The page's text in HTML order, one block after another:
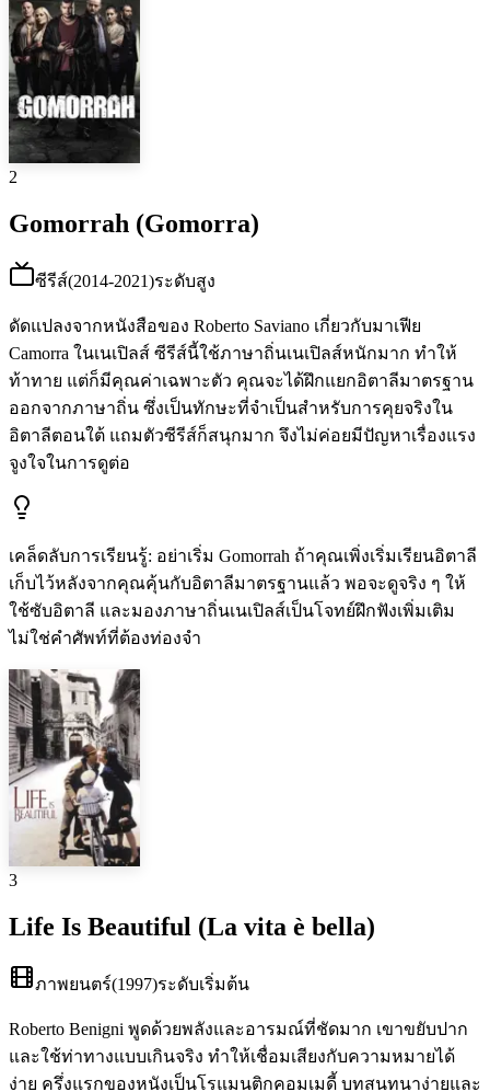
2
Gomorrah (Gomorra)
ซีรีส์(2014-2021)ระดับสูง
ดัดแปลงจากหนังสือของ Roberto Saviano เกี่ยวกับมาเฟีย
Camorra ในเนเปิลส์ ซีรีส์นี้ใช้ภาษาถิ่นเนเปิลส์หนักมาก ทำให้
ท้าทาย แต่ก็มีคุณค่าเฉพาะตัว คุณจะได้ฝึกแยกอิตาลีมาตรฐาน
ออกจากภาษาถิ่น ซึ่งเป็นทักษะที่จำเป็นสำหรับการคุยจริงใน
อิตาลีตอนใต้ แถมตัวซีรีส์ก็สนุกมาก จึงไม่ค่อยมีปัญหาเรื่องแรง
จูงใจในการดูต่อ
เคล็ดลับการเรียนรู้: อย่าเริ่ม Gomorrah ถ้าคุณเพิ่งเริ่มเรียนอิตาลี
เก็บไว้หลังจากคุณคุ้นกับอิตาลีมาตรฐานแล้ว พอจะดูจริง ๆ ให้
ใช้ซับอิตาลี และมองภาษาถิ่นเนเปิลส์เป็นโจทย์ฝึกฟังเพิ่มเติม
ไม่ใช่คำศัพท์ที่ต้องท่องจำ
3
Life Is Beautiful (La vita è bella)
ภาพยนตร์(1997)ระดับเริ่มต้น
Roberto Benigni พูดด้วยพลังและอารมณ์ที่ชัดมาก เขาขยับปาก
และใช้ท่าทางแบบเกินจริง ทำให้เชื่อมเสียงกับความหมายได้
ง่าย ครึ่งแรกของหนังเป็นโรแมนติกคอมเมดี้ บทสนทนาง่ายและ